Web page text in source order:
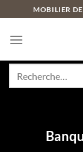
au
contenu
MOBILIER